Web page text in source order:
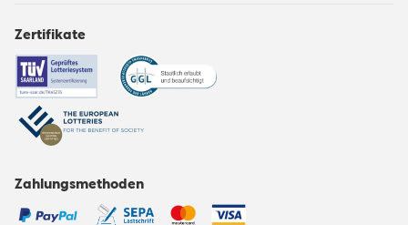
Zertifikate
Zahlungsmethoden